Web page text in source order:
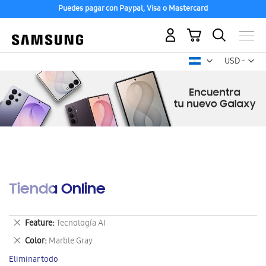
Puedes pagar con Paypal, Visa o Mastercard
USD -
dólar
Mi carrito
Tienda Online
Feature Tecnología AI
Eliminar
este
artículo
Color Marble Gray
Eliminar
este
Eliminar todo